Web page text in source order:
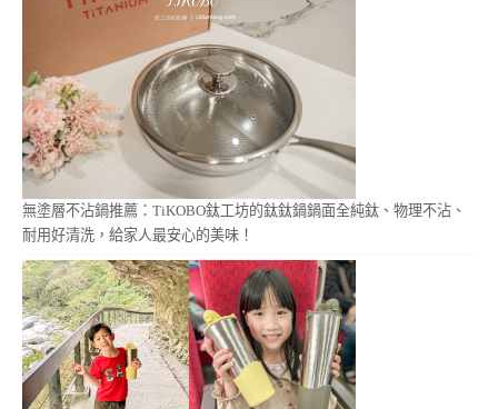
無塗層不沾鍋推薦：TiKOBO鈦工坊的鈦鈦鍋鍋面全純鈦、物理不沾、
耐用好清洗，給家人最安心的美味！